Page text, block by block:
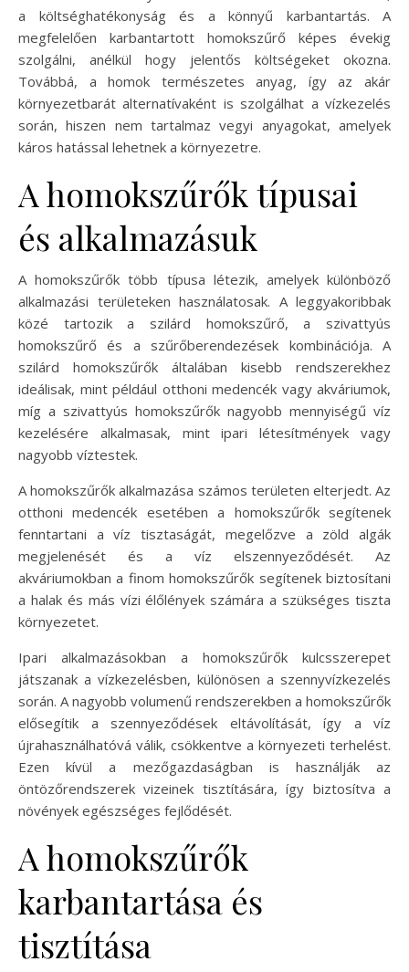
a költséghatékonyság és a könnyű karbantartás. A
megfelelően karbantartott homokszűrő képes évekig
szolgálni, anélkül hogy jelentős költségeket okozna.
Továbbá, a homok természetes anyag, így az akár
környezetbarát alternatívaként is szolgálhat a vízkezelés
során, hiszen nem tartalmaz vegyi anyagokat, amelyek
káros hatással lehetnek a környezetre.
A homokszűrők típusai
és alkalmazásuk
A homokszűrők több típusa létezik, amelyek különböző
alkalmazási területeken használatosak. A leggyakoribbak
közé tartozik a szilárd homokszűrő, a szivattyús
homokszűrő és a szűrőberendezések kombinációja. A
szilárd homokszűrők általában kisebb rendszerekhez
ideálisak, mint például otthoni medencék vagy akváriumok,
míg a szivattyús homokszűrők nagyobb mennyiségű víz
kezelésére alkalmasak, mint ipari létesítmények vagy
nagyobb víztestek.
A homokszűrők alkalmazása számos területen elterjedt. Az
otthoni medencék esetében a homokszűrők segítenek
fenntartani a víz tisztaságát, megelőzve a zöld algák
megjelenését és a víz elszennyeződését. Az
akváriumokban a finom homokszűrők segítenek biztosítani
a halak és más vízi élőlények számára a szükséges tiszta
környezetet.
Ipari alkalmazásokban a homokszűrők kulcsszerepet
játszanak a vízkezelésben, különösen a szennyvízkezelés
során. A nagyobb volumenű rendszerekben a homokszűrők
elősegítik a szennyeződések eltávolítását, így a víz
újrahasználhatóvá válik, csökkentve a környezeti terhelést.
Ezen kívül a mezőgazdaságban is használják az
öntözőrendszerek vizeinek tisztítására, így biztosítva a
növények egészséges fejlődését.
A homokszűrők
karbantartása és
tisztítása